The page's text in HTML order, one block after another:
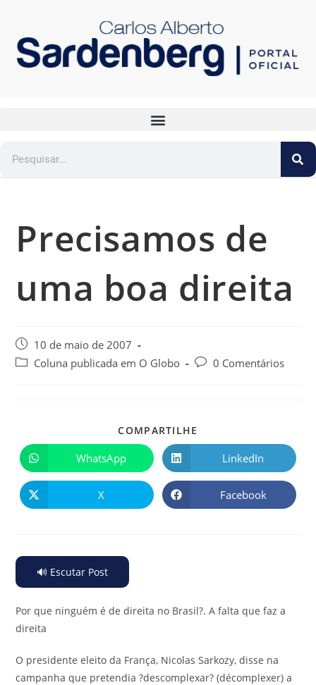
Precisamos de
uma boa direita
10 de maio de 2007
Coluna publicada em O Globo
0 Comentários
COMPARTILHE
WhatsApp LinkedIn
X Facebook
🔊 Escutar Post
Por que ninguém é de direita no Brasil?. A falta que faz a
direita
O presidente eleito da França, Nicolas Sarkozy, disse na
campanha que pretendia ?descomplexar? (décomplexer) a